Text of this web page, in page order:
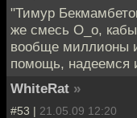
"Тимур
же смесь О_о,
вообще миллионы
помощь, надеемся
WhiteRat »
#53 | 21.05.09 12:20